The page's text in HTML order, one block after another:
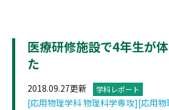
医療研修施設で4年生が
た
2018.09.27更新 学科レポート
[応用物理学科 物理科学専攻][応用物